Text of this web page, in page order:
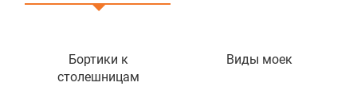
Бортики к
столешницам
Виды моек